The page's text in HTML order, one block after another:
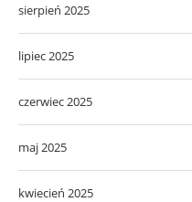
sierpień 2025
lipiec 2025
czerwiec 2025
maj 2025
kwiecień 2025